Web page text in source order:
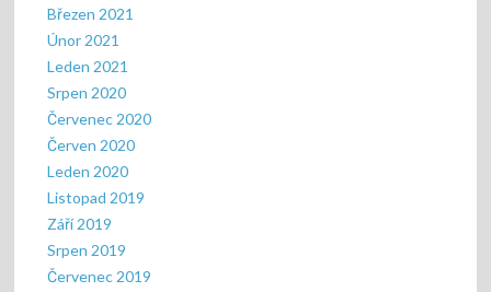
Březen 2021
Únor 2021
Leden 2021
Srpen 2020
Červenec 2020
Červen 2020
Leden 2020
Listopad 2019
Září 2019
Srpen 2019
Červenec 2019